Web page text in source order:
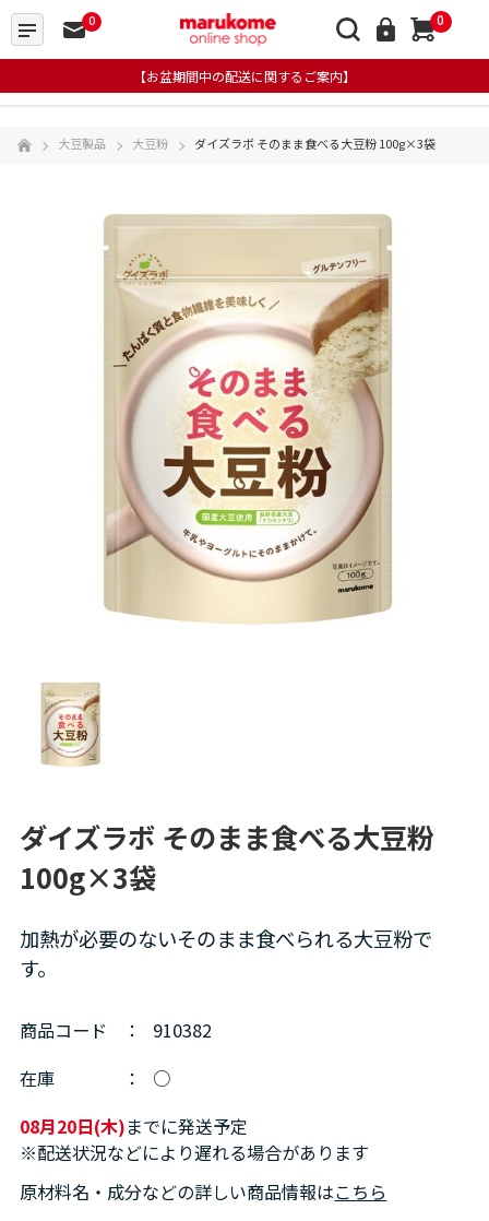
0 0
【お盆期間中の配送に関するご案内】
大豆製品 大豆粉 ダイズラボ そのまま食べる大豆粉 100g×3袋
ダイズラボ そのまま食べる大豆粉
100g×3袋
加熱が必要のないそのまま食べられる大豆粉で
す。
商品コード ：
910382
在庫
：
○
08月20日(木)までに発送予定
※配送状況などにより遅れる場合があります
原材料名・成分などの詳しい商品情報はこちら